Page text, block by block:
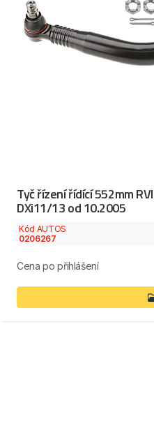
Tyč řízení řídící 552mm
DXi11/13 od 10.2005
Kód AUTOS
0206267
Cena po přihlášení